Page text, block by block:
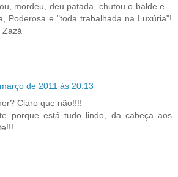
mordeu, deu patada, chutou o balde e...
Poderosa e "toda trabalhada na Luxúria"!
Zazá
de 2011 às 20:13
Claro que não!!!!
porque está tudo lindo, da cabeça aos